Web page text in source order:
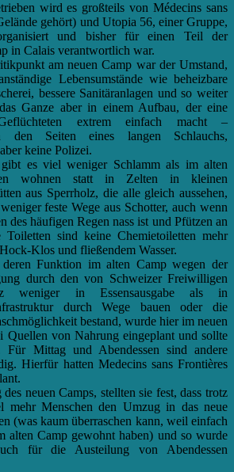
wird es großteils von Médecins sans
gehört) und Utopia 56, einer Gruppe,
und bisher für einen Teil der
in Calais verantwortlich war.
am neuen Camp war der Umstand,
Lebensumstände wie beheizbare
bessere Sanitäranlagen und so weiter
Ganze aber in einem Aufbau, der eine
extrem einfach macht –
den Seiten eines langen Schlauchs,
keine Polizei.
es viel weniger Schlamm als im alten
wohnen statt in Zelten in kleinen
aus Sperrholz, die alle gleich aussehen,
feste Wege aus Schotter, auch wenn
des häufigen Regen nass ist und Pfützen an
Toiletten sind keine Chemietoiletten mehr
Klos und fließendem Wasser.
Funktion im alten Camp wegen der
durch den von Schweizer Freiwilligen
weniger in Essensausgabe als in
durch Wege bauen oder die
bestand, wurde hier im neuen
Quellen von Nahrung eingeplant und sollte
Für Mittag und Abendessen sind andere
Hierfür hatten Medecins sans Frontières
neuen Camps, stellten sie fest, dass trotz
mehr Menschen den Umzug in das neue
(was kaum überraschen kann, weil einfach
alten Camp gewohnt haben) und so wurde
für die Austeilung von Abendessen